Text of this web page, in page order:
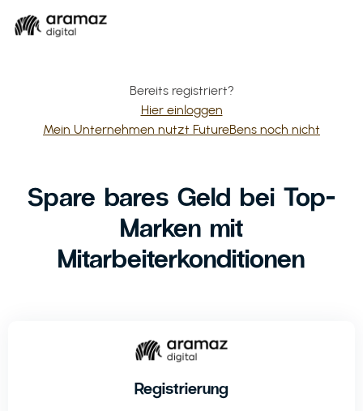
Bereits registriert?
Hier einloggen
Mein Unternehmen nutzt FutureBens noch nicht
Spare bares Geld bei Top-
Marken mit
Mitarbeiterkonditionen
Registrierung